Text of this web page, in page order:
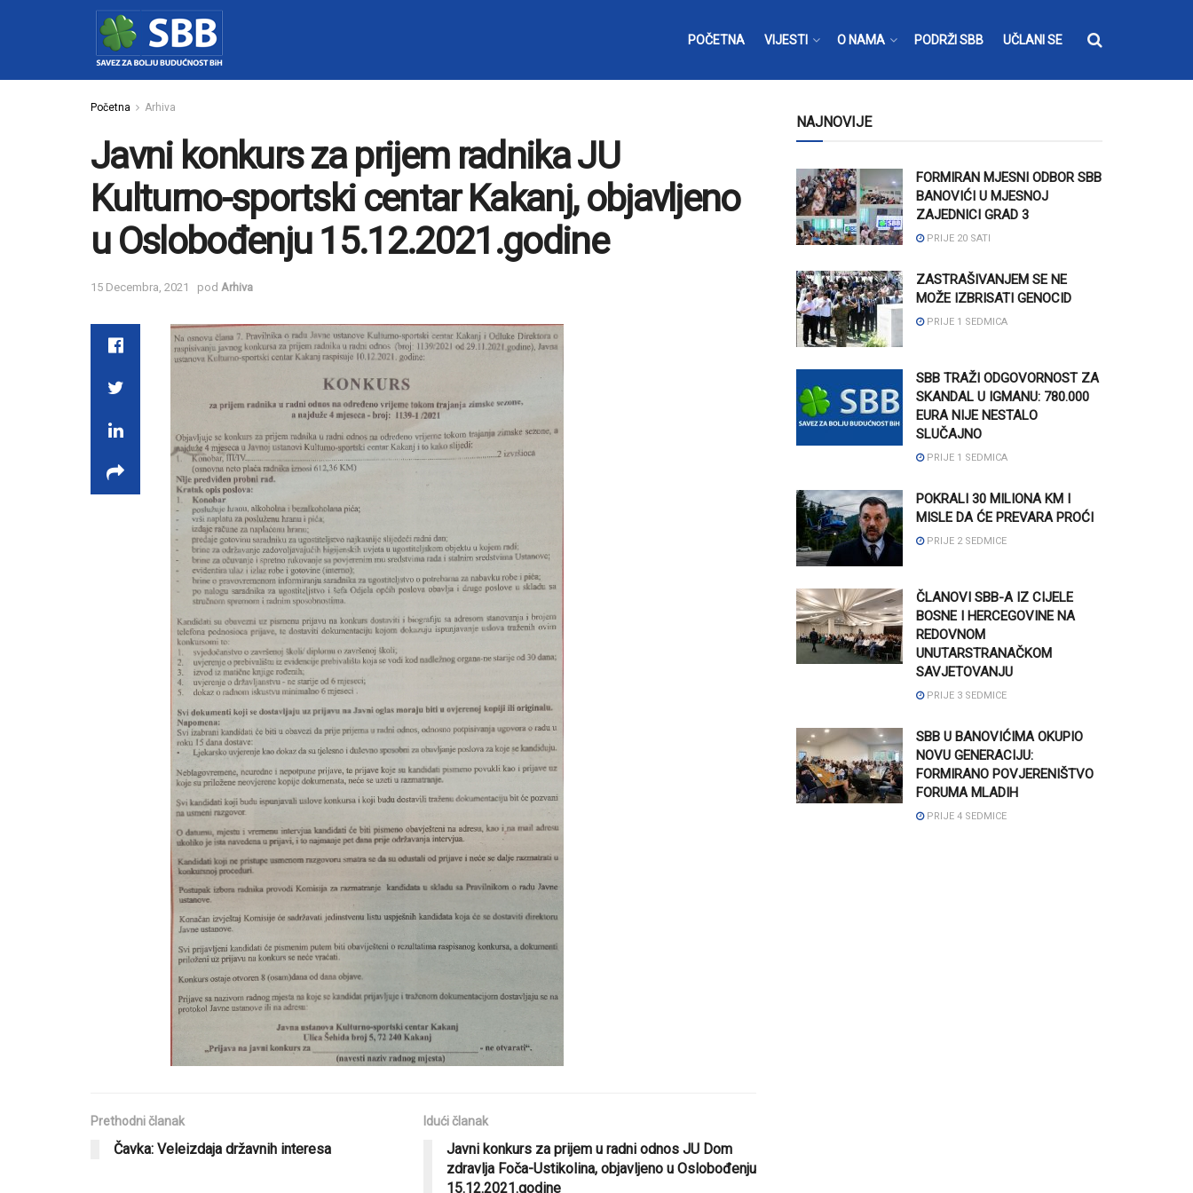
POČETNA VIJESTI O NAMA PODRŽI SBB UČLANI SE
Početna Arhiva
Javni konkurs za prijem radnika JU
Kulturno-sportski centar Kakanj, objavljeno
u Oslobođenju 15.12.2021.godine
15 Decembra, 2021 pod Arhiva
Prethodni članak
Čavka: Veleizdaja državnih interesa
Idući članak
Javni konkurs za prijem u radni odnos JU Dom
zdravlja Foča-Ustikolina, objavljeno u Oslobođenju
15.12.2021.godine
NAJNOVIJE
FORMIRAN MJESNI ODBOR SBB
BANOVIĆI U MJESNOJ
ZAJEDNICI GRAD 3
PRIJE 20 SATI
ZASTRAŠIVANJEM SE NE
MOŽE IZBRISATI GENOCID
PRIJE 1 SEDMICA
SBB TRAŽI ODGOVORNOST ZA
SKANDAL U IGMANU: 780.000
EURA NIJE NESTALO
SLUČAJNO
PRIJE 1 SEDMICA
POKRALI 30 MILIONA KM I
MISLE DA ĆE PREVARA PROĆI
PRIJE 2 SEDMICE
ČLANOVI SBB-A IZ CIJELE
BOSNE I HERCEGOVINE NA
REDOVNOM
UNUTARSTRANAČKOM
SAVJETOVANJU
PRIJE 3 SEDMICE
SBB U BANOVIĆIMA OKUPIO
NOVU GENERACIJU:
FORMIRANO POVJERENIŠTVO
FORUMA MLADIH
PRIJE 4 SEDMICE